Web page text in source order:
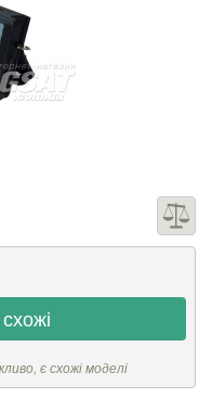
є схожі моделі